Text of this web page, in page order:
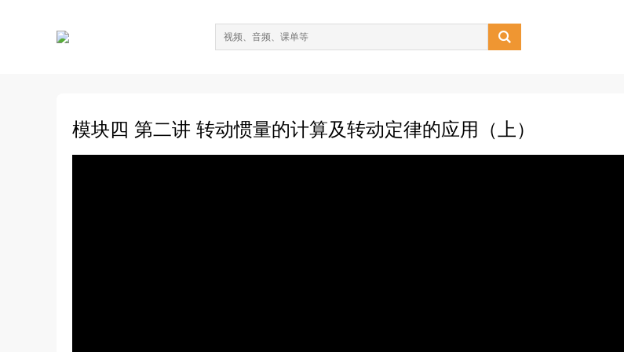

模块四 第二讲 转动惯量的计算及转动定律的应用（上）